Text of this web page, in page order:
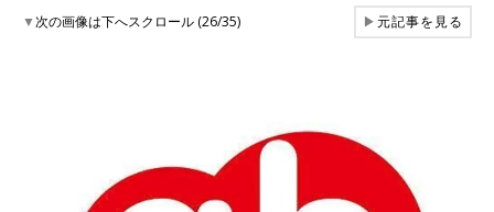
▼次の画像は下へスクロール (26/35) ▶元記事を見る